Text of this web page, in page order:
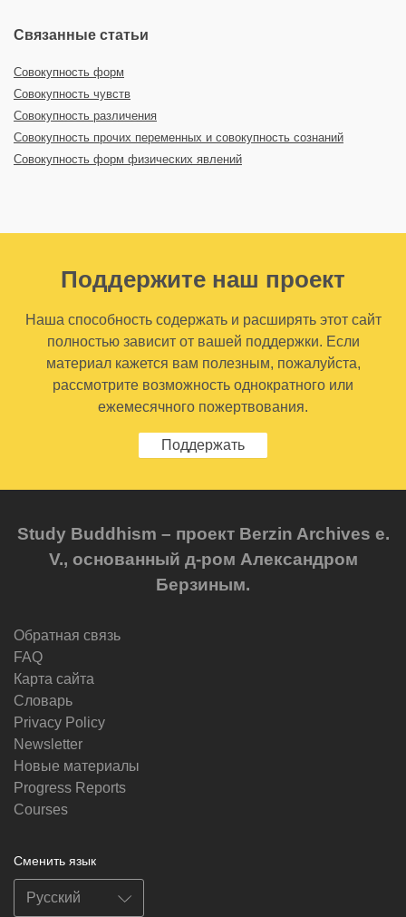
Связанные статьи
Совокупность форм
Совокупность чувств
Совокупность различения
Совокупность прочих переменных и совокупность сознаний
Совокупность форм физических явлений
Поддержите наш проект
Наша способность содержать и расширять этот сайт
полностью зависит от вашей поддержки. Если
материал кажется вам полезным, пожалуйста,
рассмотрите возможность однократного или
ежемесячного пожертвования.
Поддержать
Study Buddhism – проект Berzin Archives e.
V., основанный д-ром Александром
Берзиным.
Обратная связь
FAQ
Карта сайта
Словарь
Privacy Policy
Newsletter
Новые материалы
Progress Reports
Courses
Сменить язык